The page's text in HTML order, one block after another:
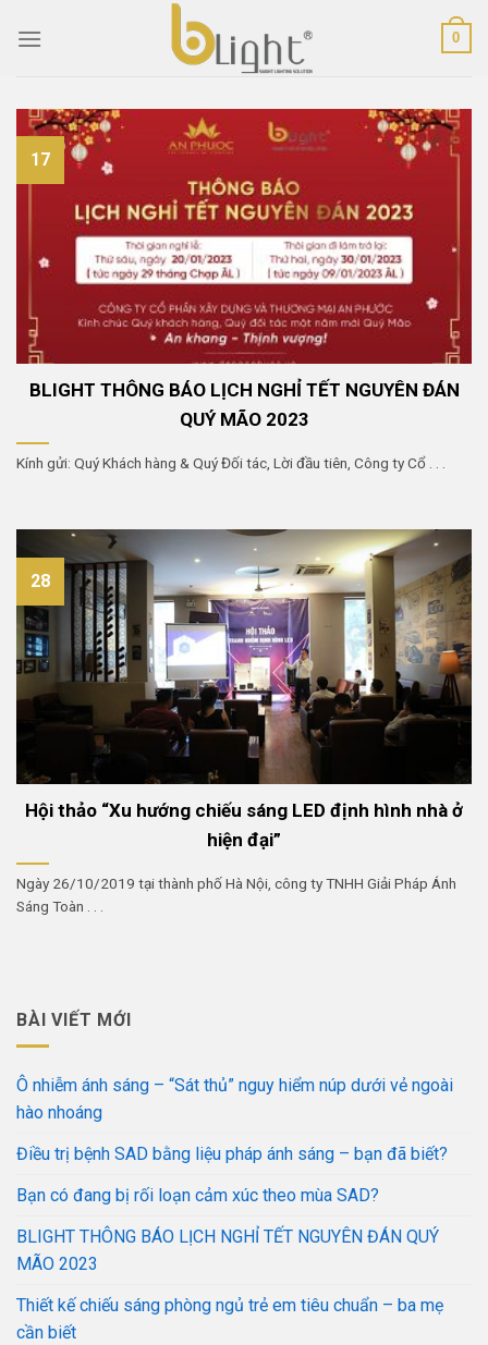
0
BLIGHT THÔNG BÁO LỊCH NGHỈ TẾT NGUYÊN ĐÁN
QUÝ MÃO 2023
Kính gửi: Quý Khách hàng & Quý Đối tác, Lời đầu tiên, Công ty Cổ . . .
17
Hội thảo “Xu hướng chiếu sáng LED định hình nhà ở
hiện đại”
Ngày 26/10/2019 tại thành phố Hà Nội, công ty TNHH Giải Pháp Ánh
Sáng Toàn . . .
28
BÀI VIẾT MỚI
Ô nhiễm ánh sáng – “Sát thủ” nguy hiểm núp dưới vẻ ngoài
hào nhoáng
Điều trị bệnh SAD bằng liệu pháp ánh sáng – bạn đã biết?
Bạn có đang bị rối loạn cảm xúc theo mùa SAD?
BLIGHT THÔNG BÁO LỊCH NGHỈ TẾT NGUYÊN ĐÁN QUÝ
MÃO 2023
Thiết kế chiếu sáng phòng ngủ trẻ em tiêu chuẩn – ba mẹ
cần biết